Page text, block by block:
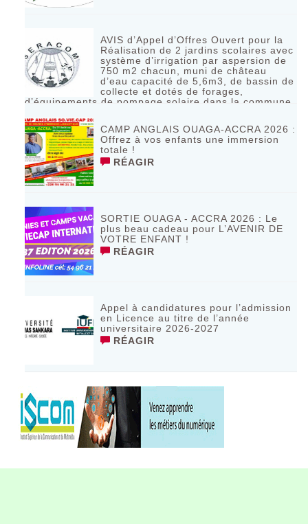
AVIS d’Appel d’Offres Ouvert pour la
Réalisation de 2 jardins scolaires avec
système d’irrigation par aspersion de
750 m2 chacun, muni de château
d’eau capacité de 5,6m3, de bassin de
collecte et dotés de forages,
d’équipements de pompage solaire dans la commune
RÉAGIR
CAMP ANGLAIS OUAGA-ACCRA 2026 :
Offrez à vos enfants une immersion
totale !
RÉAGIR
SORTIE OUAGA - ACCRA 2026 : Le
plus beau cadeau pour L’AVENIR DE
VOTRE ENFANT !
RÉAGIR
Appel à candidatures pour l’admission
en Licence au titre de l’année
universitaire 2026-2027
RÉAGIR